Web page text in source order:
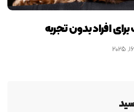
افراد بدون تجربه